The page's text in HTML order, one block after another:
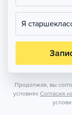
Я
Продолжая, вы
условиях Согласия